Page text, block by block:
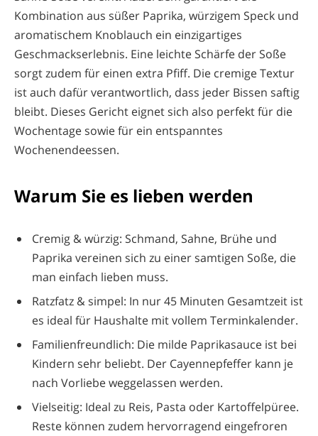
Kombination aus süßer Paprika, würzigem Speck und
aromatischem Knoblauch ein einzigartiges
Geschmackserlebnis. Eine leichte Schärfe der Soße
sorgt zudem für einen extra Pfiff. Die cremige Textur
ist auch dafür verantwortlich, dass jeder Bissen saftig
bleibt. Dieses Gericht eignet sich also perfekt für die
Wochentage sowie für ein entspanntes
Wochenendeessen.
Warum Sie es lieben werden
Cremig & würzig: Schmand, Sahne, Brühe und
Paprika vereinen sich zu einer samtigen Soße, die
man einfach lieben muss.
Ratzfatz & simpel: In nur 45 Minuten Gesamtzeit ist
es ideal für Haushalte mit vollem Terminkalender.
Familienfreundlich: Die milde Paprikasauce ist bei
Kindern sehr beliebt. Der Cayennepfeffer kann je
nach Vorliebe weggelassen werden.
Vielseitig: Ideal zu Reis, Pasta oder Kartoffelpüree.
Reste können zudem hervorragend eingefroren